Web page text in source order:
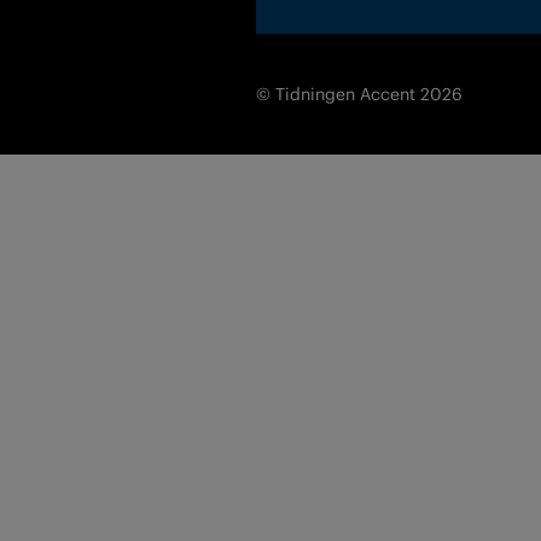
© Tidningen Accent 2026